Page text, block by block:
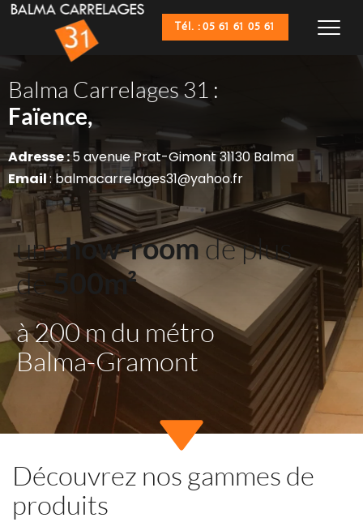
Tél. : 05 61 61 05 61
Balma Carrelages 31 :
Faïence,
Sanitaires,
Adresse : 5 avenue Prat-Gimont 31130 Balma
Email : balmacarrelages31@yahoo.fr
un show-room de plus
de 500m²
à 200 m du métro
Balma-Gramont
Découvrez nos gammes de
produits